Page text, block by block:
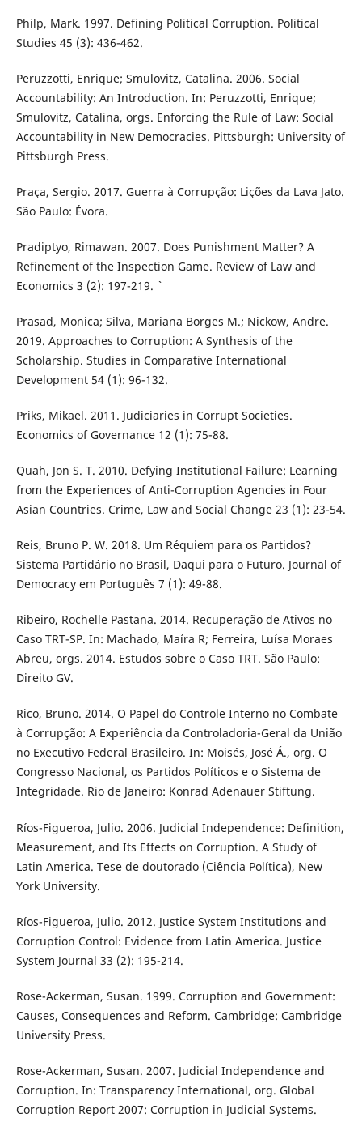
Philp, Mark. 1997. Defining Political Corruption. Political
Studies 45 (3): 436-462.
Peruzzotti, Enrique; Smulovitz, Catalina. 2006. Social
Accountability: An Introduction. In: Peruzzotti, Enrique;
Smulovitz, Catalina, orgs. Enforcing the Rule of Law: Social
Accountability in New Democracies. Pittsburgh: University of
Pittsburgh Press.
Praça, Sergio. 2017. Guerra à Corrupção: Lições da Lava Jato.
São Paulo: Évora.
Pradiptyo, Rimawan. 2007. Does Punishment Matter? A
Refinement of the Inspection Game. Review of Law and
Economics 3 (2): 197-219. `
Prasad, Monica; Silva, Mariana Borges M.; Nickow, Andre.
2019. Approaches to Corruption: A Synthesis of the
Scholarship. Studies in Comparative International
Development 54 (1): 96-132.
Priks, Mikael. 2011. Judiciaries in Corrupt Societies.
Economics of Governance 12 (1): 75-88.
Quah, Jon S. T. 2010. Defying Institutional Failure: Learning
from the Experiences of Anti-Corruption Agencies in Four
Asian Countries. Crime, Law and Social Change 23 (1): 23-54.
Reis, Bruno P. W. 2018. Um Réquiem para os Partidos?
Sistema Partidário no Brasil, Daqui para o Futuro. Journal of
Democracy em Português 7 (1): 49-88.
Ribeiro, Rochelle Pastana. 2014. Recuperação de Ativos no
Caso TRT-SP. In: Machado, Maíra R; Ferreira, Luísa Moraes
Abreu, orgs. 2014. Estudos sobre o Caso TRT. São Paulo:
Direito GV.
Rico, Bruno. 2014. O Papel do Controle Interno no Combate
à Corrupção: A Experiência da Controladoria-Geral da União
no Executivo Federal Brasileiro. In: Moisés, José Á., org. O
Congresso Nacional, os Partidos Políticos e o Sistema de
Integridade. Rio de Janeiro: Konrad Adenauer Stiftung.
Ríos-Figueroa, Julio. 2006. Judicial Independence: Definition,
Measurement, and Its Effects on Corruption. A Study of
Latin America. Tese de doutorado (Ciência Política), New
York University.
Ríos-Figueroa, Julio. 2012. Justice System Institutions and
Corruption Control: Evidence from Latin America. Justice
System Journal 33 (2): 195-214.
Rose-Ackerman, Susan. 1999. Corruption and Government:
Causes, Consequences and Reform. Cambridge: Cambridge
University Press.
Rose-Ackerman, Susan. 2007. Judicial Independence and
Corruption. In: Transparency International, org. Global
Corruption Report 2007: Corruption in Judicial Systems.